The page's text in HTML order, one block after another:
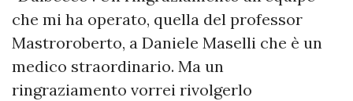
che mi ha operato, quella del professor
Mastroroberto, a Daniele Maselli che è un
medico straordinario. Ma un
ringraziamento vorrei rivolgerlo